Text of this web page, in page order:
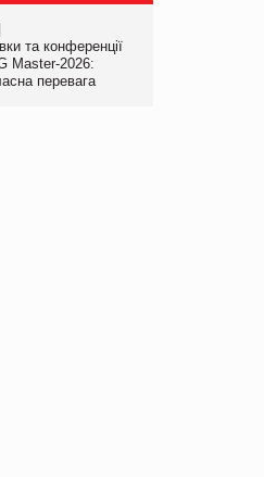
та конференції
Master-2026:
перевага